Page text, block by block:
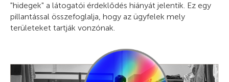
"hidegek" a látogatói érdeklődés hiányát jelentik. Ez egy
pillantással összefoglalja, hogy az ügyfelek mely
területeket tartják vonzónak.